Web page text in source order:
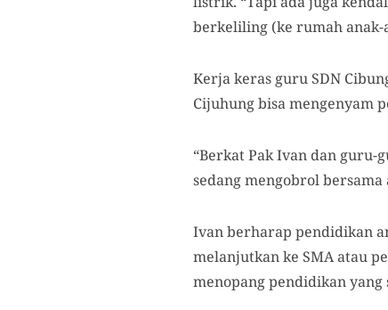
berkeliling (ke rumah
Kerja keras guru SDN
Cijuhung bisa mengenyam
“Berkat Pak Ivan dan guru-
sedang mengobrol bersama
Ivan berharap pendidikan
melanjutkan ke SMA atau
menopang pendidikan